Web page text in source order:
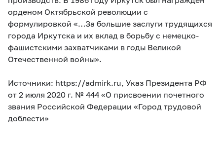
орденом Октябрьской революции с
формулировкой «…За большие заслуги трудящихся
города Иркутска и их вклад в борьбу с немецко-
фашистскими захватчиками в годы Великой
Отечественной войны».
Источники: https://admirk.ru, Указ Президента РФ
от 2 июля 2020 г. № 444 «О присвоении почетного
звания Российской Федерации «Город трудовой
доблести»